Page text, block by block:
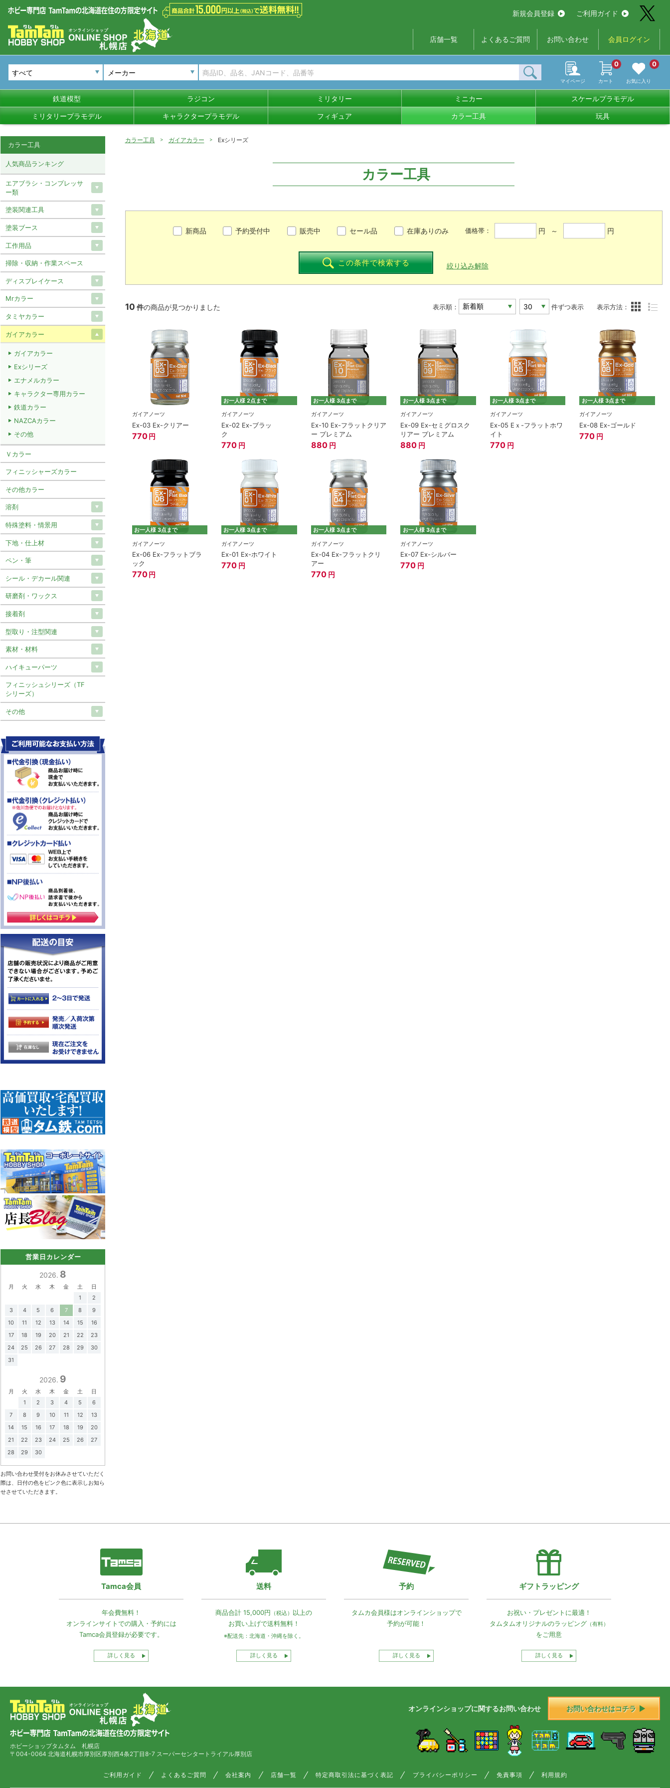
新規会員登録 ご利用ガイド
店舗一覧 よくあるご質問 お問い合わせ 会員ログイン
メーカー
マイページ カート
0
お気に入り
0
鉄道模型 ラジコン ミリタリー ミニカー スケールプラモデル
ミリタリープラモデル キャラクタープラモデル フィギュア カラー工具 玩具
カラー工具 ガイアカラー Exシリーズ
カラー工具
新商品 予約受付中 販売中 セール品 在庫ありのみ 価格帯： 円 ～ 円
この条件で検索する 絞り込み解除
10 件の商品が見つかりました 表示順： 件ずつ表示 表示方法：
ガイアノーツ
Ex-03 Ex-クリアー
770 円
お一人様 2点まで
ガイアノーツ
Ex-02 Ex-ブラッ
ク
770 円
お一人様 3点まで
ガイアノーツ
Ex-10 Ex-フラットクリア
ー プレミアム
880 円
お一人様 3点まで
ガイアノーツ
Ex-09 Ex-セミグロスク
リアー プレミアム
880 円
お一人様 3点まで
ガイアノーツ
Ex-05 Eｘ-フラットホワ
イト
770 円
お一人様 3点まで
ガイアノーツ
Ex-08 Ex-ゴールド
770 円
お一人様 3点まで
ガイアノーツ
Ex-06 Ex-フラットブラ
ック
770 円
お一人様 3点まで
ガイアノーツ
Ex-01 Ex-ホワイト
770 円
お一人様 3点まで
ガイアノーツ
Ex-04 Ex-フラットクリ
アー
770 円
お一人様 3点まで
ガイアノーツ
Ex-07 Ex-シルバー
770 円
カラー工具
人気商品ランキング
エアブラシ・コンプレッサ
ー類
塗装関連工具
塗装ブース
工作用品
掃除・収納・作業スペース
ディスプレイケース
Mrカラー
タミヤカラー
ガイアカラー
ガイアカラー
Exシリーズ
エナメルカラー
キャラクター専用カラー
鉄道カラー
NAZCAカラー
その他
Ｖカラー
フィニッシャーズカラー
その他カラー
溶剤
特殊塗料・情景用
下地・仕上材
ペン・筆
シール・デカール関連
研磨剤・ワックス
接着剤
型取り・注型関連
素材・材料
ハイキューパーツ
フィニッシュシリーズ（TF
シリーズ）
その他
営業日カレンダー
2026. 8
月 火 水 木 金 土
日
1
2
3
4 5 6 7 8
9
10
11 12 13 14 15
16
17
18 19 20 21 22
23
24
25 26 27 28 29
30
31
2026. 9
月 火 水 木 金 土
日
1
2 3 4 5
6
7
8 9 10 11 12
13
14
15 16 17 18 19
20
21
22 23 24 25 26
27
28
29 30
お問い合わせ受付をお休みさせていただく
際は、日付の色をピンク色に表示しお知ら
せさせていただきます。
Tamca会員
年会費無料！
オンラインサイトでの購入・予約には
Tamca会員登録が必要です。
詳しく見る
送料
商品合計 15,000円 （税込） 以上の
お買い上げで送料無料！
※配送先：北海道・沖縄を除く。
詳しく見る
予約
タムカ会員様はオンラインショップで
予約が可能！
詳しく見る
ギフトラッピング
お祝い・プレゼントに最適！
タムタムオリジナルのラッピング（有料）
をご用意
詳しく見る
ホビーショップタムタム 札幌店
〒004-0064 北海道札幌市厚別区厚別西4条2丁目8-7 スーパーセンタートライアル厚別店
オンラインショップに関するお問い合わせ お問い合わせはコチラ
ご利用ガイド よくあるご質問 会社案内 店舗一覧 特定商取引法に基づく表記 プライバシーポリシー 免責事項 利用規約